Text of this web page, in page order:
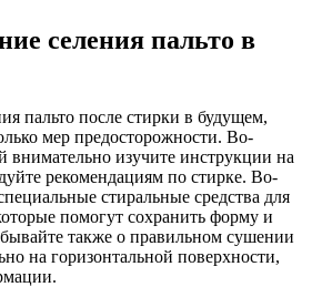
селения пальто в
пальто после стирки в будущем,
мер предосторожности. Во-
внимательно изучите инструкции на
рекомендациям по стирке. Во-
стиральные средства для
помогут сохранить форму и
также о правильном сушении
на горизонтальной поверхности,